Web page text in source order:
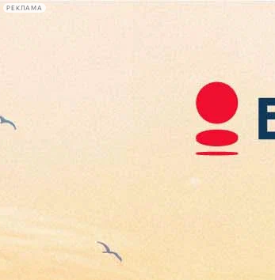
РЕКЛАМА
лекции
книги